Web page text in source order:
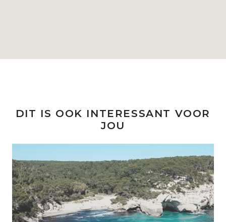
DIT IS OOK INTERESSANT VOOR
JOU